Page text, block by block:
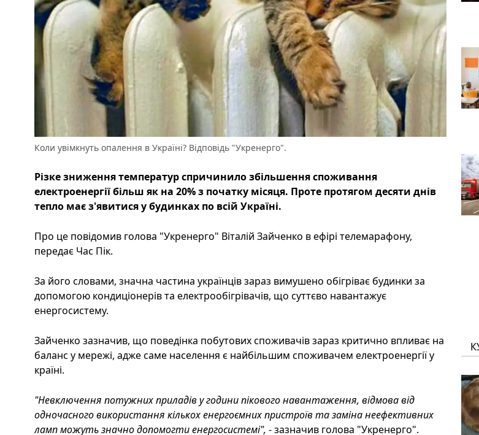
Коли увімкнуть опалення в Україні? Відповідь "Укренерго".
Різке зниження температур спричинило збільшення споживання
електроенергії більш як на 20% з початку місяця. Проте протягом десяти днів
тепло має з'явитися у будинках по всій Україні.
Про це повідомив голова "Укренерго" Віталій Зайченко в ефірі телемарафону,
передає Час Пік.
За його словами, значна частина українців зараз вимушено обігріває будинки за
допомогою кондиціонерів та електрообігрівачів, що суттєво навантажує
енергосистему.
Зайченко зазначив, що поведінка побутових споживачів зараз критично впливає на
баланс у мережі, адже саме населення є найбільшим споживачем електроенергії у
країні.
"Невключення потужних приладів у години пікового навантаження, відмова від
одночасного використання кількох енергоємних пристроїв та заміна неефективних
ламп можуть значно допомогти енергосистемі", - зазначив голова "Укренерго".